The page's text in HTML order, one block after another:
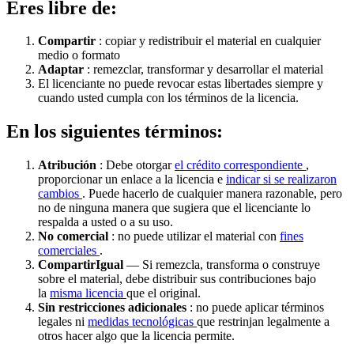
Eres libre de:
Compartir : copiar y redistribuir el material en cualquier
medio o formato
Adaptar : remezclar, transformar y desarrollar el material
El licenciante no puede revocar estas libertades siempre y
cuando usted cumpla con los términos de la licencia.
En los siguientes términos:
Atribución : Debe otorgarel crédito correspondiente ,
proporcionar un enlace a la licencia e indicar si se realizaron
cambios . Puede hacerlo de cualquier manera razonable, pero
no de ninguna manera que sugiera que el licenciante lo
respalda a usted o a su uso.
No comercial : no puede utilizar el material con fines
comerciales .
CompartirIgual — Si remezcla, transforma o construye
sobre el material, debe distribuir sus contribuciones bajo
la misma licencia que el original.
Sin restricciones adicionales : no puede aplicar términos
legales ni medidas tecnológicas que restrinjan legalmente a
otros hacer algo que la licencia permite.